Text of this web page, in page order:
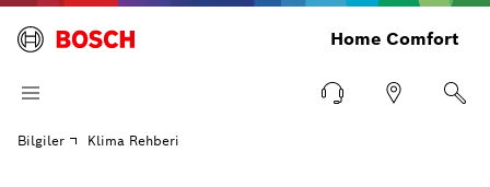
Home Comfort
Bilgiler Klima Rehberi